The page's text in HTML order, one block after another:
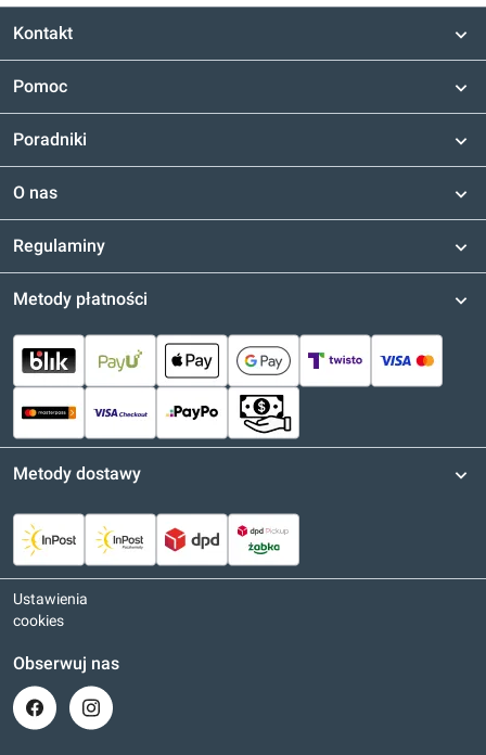
Kontakt
Pomoc
Poradniki
O nas
Regulaminy
Metody płatności
Metody dostawy
Ustawienia
cookies
Obserwuj nas